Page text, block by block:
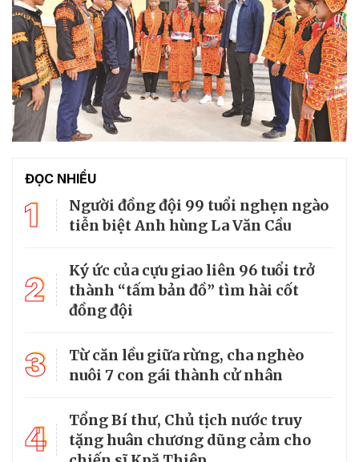
ĐỌC NHIỀU
1
Người đồng đội 99 tuổi nghẹn ngào
tiễn biệt Anh hùng La Văn Cầu
2
Ký ức của cựu giao liên 96 tuổi trở
thành “tấm bản đồ” tìm hài cốt
đồng đội
3
Từ căn lều giữa rừng, cha nghèo
nuôi 7 con gái thành cử nhân
4
Tổng Bí thư, Chủ tịch nước truy
tặng huân chương dũng cảm cho